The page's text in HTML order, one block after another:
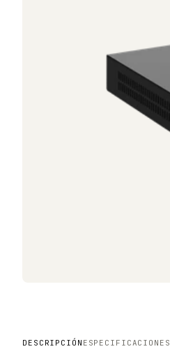
DESCRIPCIÓN ESPECIFICACIONES